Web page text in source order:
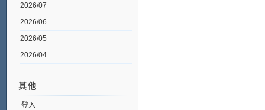
2026/07
2026/06
2026/05
2026/04
其他
登入